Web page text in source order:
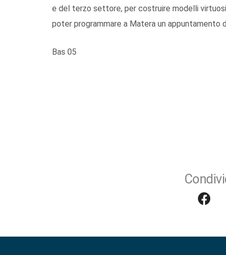
e del terzo settore, per costruire modelli
poter programmare a Matera un appuntamento
Bas 05